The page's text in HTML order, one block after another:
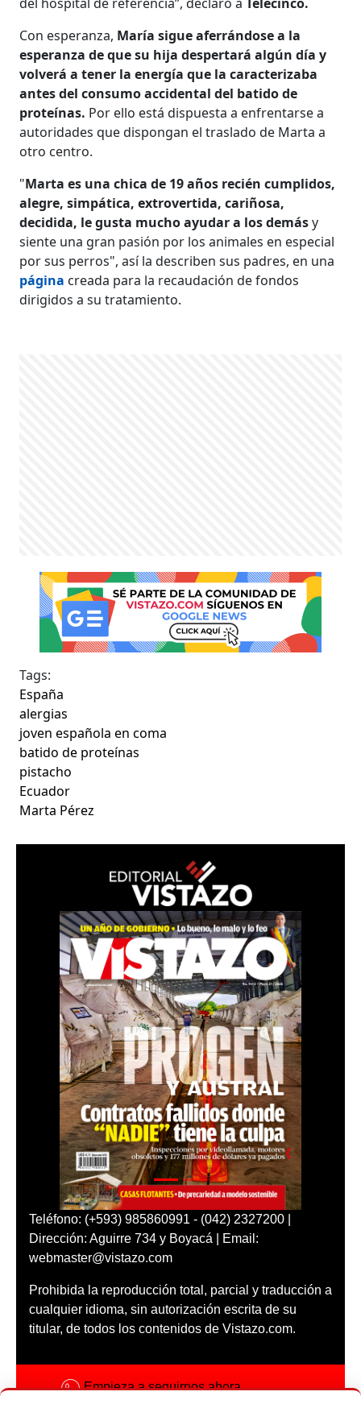
Con esperanza, María sigue aferrándose a la
esperanza de que su hija despertará algún día y
volverá a tener la energía que la caracterizaba
antes del consumo accidental del batido de
proteínas. Por ello está dispuesta a enfrentarse a
autoridades que dispongan el traslado de Marta a
otro centro.
"Marta es una chica de 19 años recién cumplidos,
alegre, simpática, extrovertida, cariñosa,
decidida, le gusta mucho ayudar a los demásy
siente una gran pasión por los animales en especial
por sus perros", así la describen sus padres, en una
página creada para la recaudación de fondos
dirigidos a su tratamiento.
Tags:
España
alergias
joven española en coma
batido de proteínas
pistacho
Ecuador
Marta Pérez
Teléfono: (+593) 985860991 - (042) 2327200 |
Dirección: Aguirre 734 y Boyacá | Email:
webmaster@vistazo.com
Prohibida la reproducción total, parcial y traducción a
cualquier idioma, sin autorización escrita de su
titular, de todos los contenidos de Vistazo.com.
Empieza a seguirnos ahora